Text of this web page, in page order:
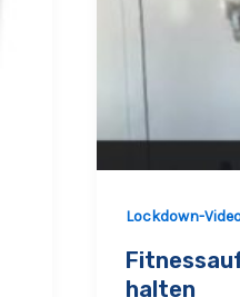
Lockdown-
halten